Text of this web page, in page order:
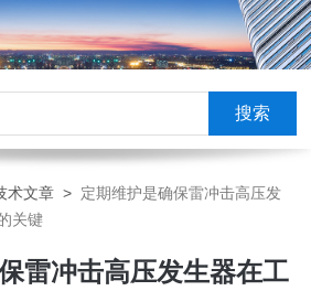
术文章 > 定期维护是确保雷冲击高压发
关键
雷冲击高压发生器在工